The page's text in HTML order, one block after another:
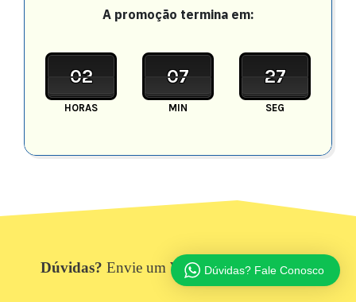
A promoção termina em:
02
HORAS
07
MIN
23
SEG
Dúvidas? Envie um WhatsApp Pra Gente =)
Dúvidas? Fale Conosco